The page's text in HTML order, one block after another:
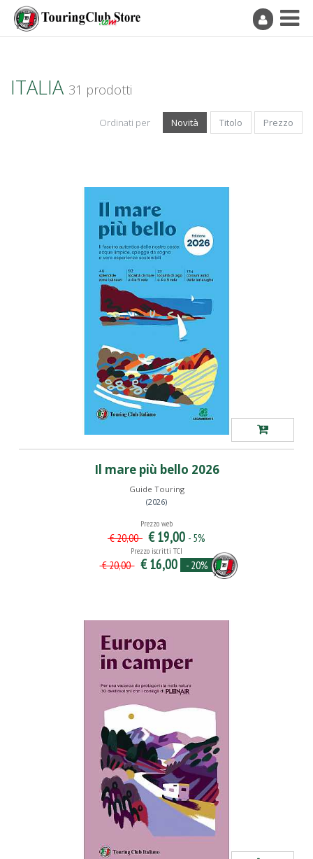
ITALIA 31 prodotti
Ordinati per Novità Titolo Prezzo
Il mare più bello 2026
Guide Touring
(2026)
Prezzo web
€ 20,00 € 19,00 - 5%
Prezzo iscritti TCI
€ 20,00 € 16,00 - 20%